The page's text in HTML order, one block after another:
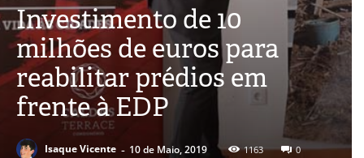
Investimento de 10
milhões de euros para
reabilitar prédios em
frente à EDP
Isaque Vicente - 10 de Maio, 2019 1163 0